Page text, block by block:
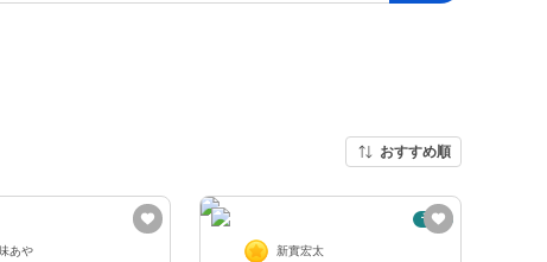
おすすめ順
あや
予約
新實宏太